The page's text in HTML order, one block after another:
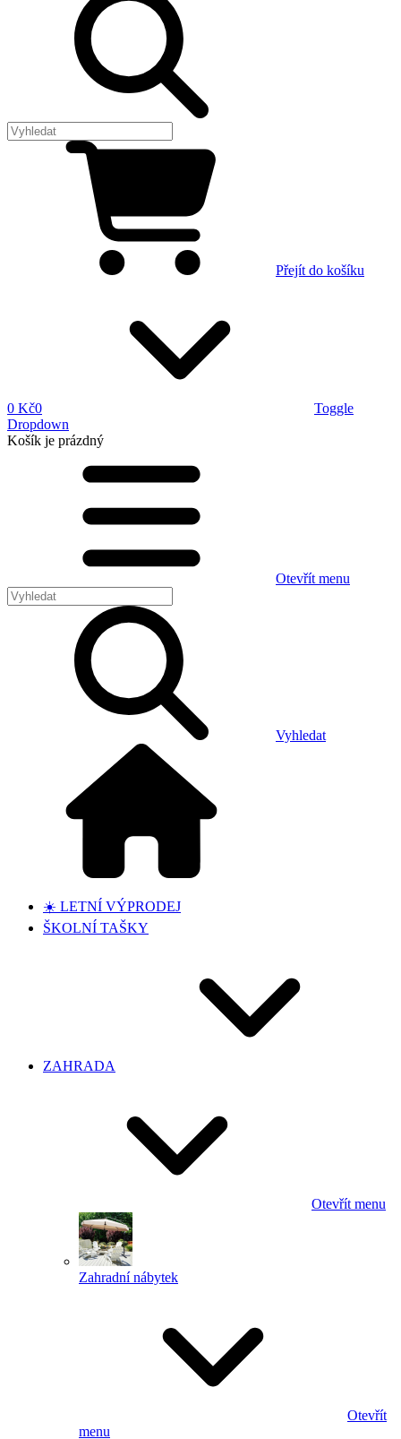
Přejít do košíku
0 Kč0
Toggle
Dropdown
Košík je prázdný
Otevřít menu
Vyhledat
☀️ LETNÍ VÝPRODEJ
ŠKOLNÍ TAŠKY
ZAHRADA
Otevřít menu
Zahradní nábytek
Otevřít
menu